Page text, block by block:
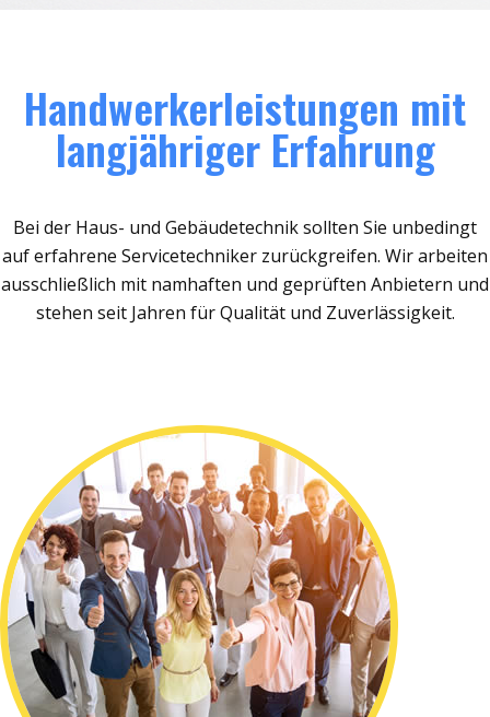
Handwerkerleistungen mit
langjähriger Erfahrung
Bei der Haus- und Gebäudetechnik sollten Sie unbedingt
auf erfahrene Servicetechniker zurückgreifen. Wir arbeiten
ausschließlich mit namhaften und geprüften Anbietern und
stehen seit Jahren für Qualität und Zuverlässigkeit.